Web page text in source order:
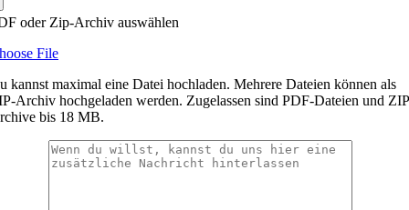
oder Zip-Archiv auswählen
File
kannst maximal eine Datei hochladen. Mehrere Dateien können als
Archiv hochgeladen werden. Zugelassen sind PDF-Dateien und
bis 18 MB.